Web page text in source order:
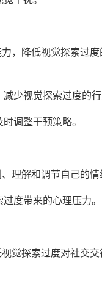
，降低视觉探索过
减少视觉探索过度的
调整干预策略。
理解和调节自己的
度带来的心理压力。
觉探索过度对社交